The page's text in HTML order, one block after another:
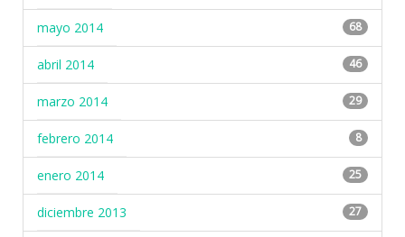
mayo 2014 68
abril 2014 46
marzo 2014 29
febrero 2014 8
enero 2014 25
diciembre 2013 27